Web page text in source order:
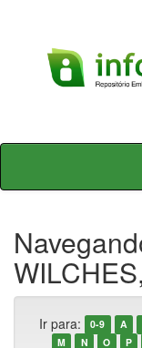
Skip
Ir para: 0-9 A
M
N O P